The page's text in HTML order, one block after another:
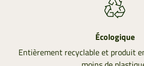
Écologique
Entièrement recyclable et produit